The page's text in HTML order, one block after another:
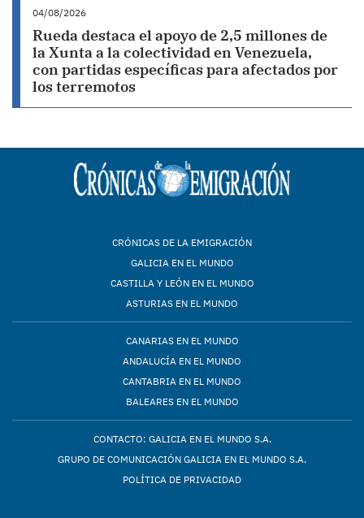
04/08/2026
Rueda destaca el apoyo de 2,5 millones de
la Xunta a la colectividad en Venezuela,
con partidas específicas para afectados por
los terremotos
CRÓNICAS DE LA EMIGRACIÓN
GALICIA EN EL MUNDO
CASTILLA Y LEÓN EN EL MUNDO
ASTURIAS EN EL MUNDO
CANARIAS EN EL MUNDO
ANDALUCÍA EN EL MUNDO
CANTABRIA EN EL MUNDO
BALEARES EN EL MUNDO
CONTACTO: GALICIA EN EL MUNDO S.A.
GRUPO DE COMUNICACIÓN GALICIA EN EL MUNDO S.A.
POLÍTICA DE PRIVACIDAD